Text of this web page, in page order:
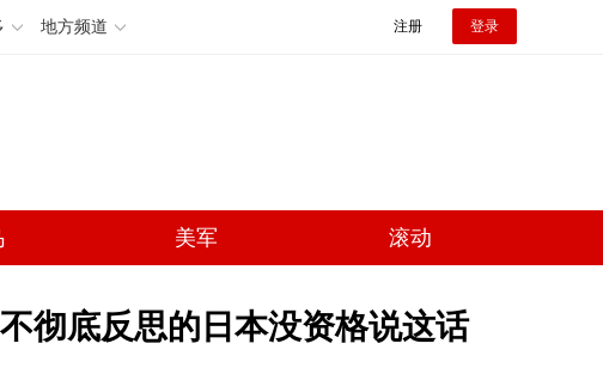
地方频道 注册 登录
美军 滚动
彻底反思的日本没资格说这话